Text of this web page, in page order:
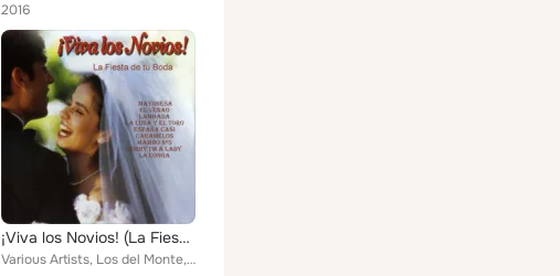
2016
¡Viva los Novios! (La Fiesta de Tu Boda)
Various Artists, Los del Monte, Grupo Stars, Orquesta Pérez Prado, Baccara, Maria Jesus y Su Acordeon, Joe Messina Y Orquesta, J...